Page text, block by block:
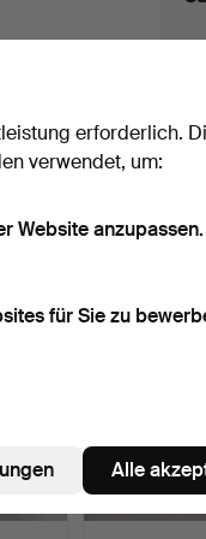
erforderlich.
verwendet, um:
Website anzupassen.
für Sie zu
Alle